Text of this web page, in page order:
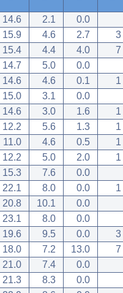
14.6 2.1 0.0
15.9 4.6 2.7 3
15.4 4.4 4.0 7
14.7 5.0 0.0
14.6 4.6 0.1 1
15.0 3.1 0.0
14.6 3.0 1.6 1
12.2 5.6 1.3 1
11.0 4.6 0.5 1
12.2 5.0 2.0 1
15.3 7.6 0.0
22.1 8.0 0.0 1
20.8 10.1 0.0
23.1 8.0 0.0
19.6 9.5 0.0 3
18.0 7.2 13.0 7
21.0 7.4 0.0
21.3 8.3 0.0